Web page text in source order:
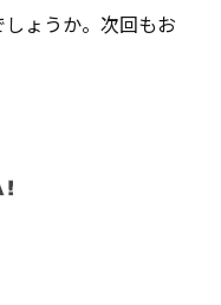
ょうか。次回もお